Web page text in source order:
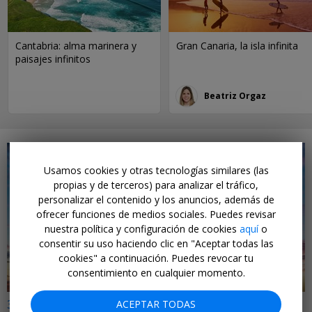
Cantabria: alma marinera y
paisajes infinitos
Gran Canaria, la isla infinita
Beatriz Orgaz
←
32€ a 51€ i/v
Usamos cookies y otras tecnologías similares (las
propias y de terceros) para analizar el tráfico,
personalizar el contenido y los anuncios, además de
ofrecer funciones de medios sociales. Puedes revisar
nuestra política y configuración de cookies aquío
consentir su uso haciendo clic en "Aceptar todas las
cookies" a continuación. Puedes revocar tu
consentimiento en cualquier momento.
ACEPTAR TODAS